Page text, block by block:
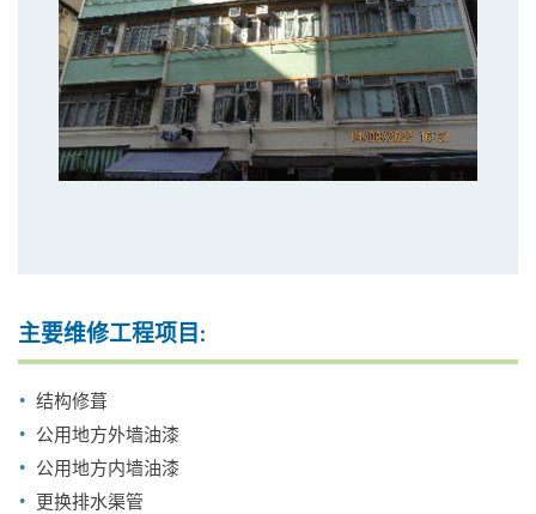
主要维修工程项目:
结构修葺
公用地方外墙油漆
公用地方内墙油漆
更换排水渠管